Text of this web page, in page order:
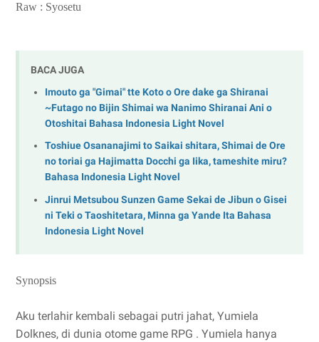
Raw : Syosetu
BACA JUGA
Imouto ga "Gimai" tte Koto o Ore dake ga Shiranai
~Futago no Bijin Shimai wa Nanimo Shiranai Ani o
Otoshitai Bahasa Indonesia Light Novel
Toshiue Osananajimi to Saikai shitara, Shimai de Ore
no toriai ga Hajimatta Docchi ga Iika, tameshite miru?
Bahasa Indonesia Light Novel
Jinrui Metsubou Sunzen Game Sekai de Jibun o Gisei
ni Teki o Taoshitetara, Minna ga Yande Ita Bahasa
Indonesia Light Novel
Synopsis
Aku terlahir kembali sebagai putri jahat, Yumiela
Dolknes, di dunia otome game RPG . Yumiela hanya